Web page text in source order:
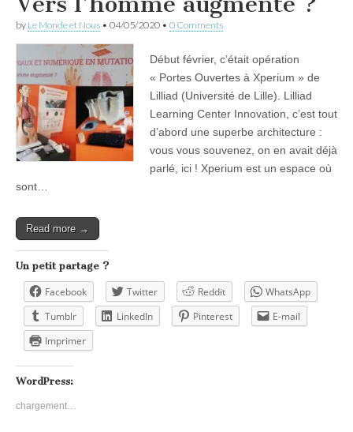
by Le Monde et Nous • 04/05/2020 • 0 Comments
Début février, c’était opération
« Portes Ouvertes à Xperium » de
Lilliad (Université de Lille). Lilliad
Learning Center Innovation, c’est tout
d’abord une superbe architecture :
vous vous souvenez, on en avait déjà
parlé, ici ! Xperium est un espace où
sont…
Read more →
Un petit partage ?
Facebook Twitter Reddit
WhatsApp
Tumblr
LinkedIn Pinterest
E-mail
Imprimer
WordPress:
chargement…